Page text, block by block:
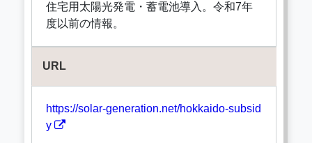
住宅用太陽光発電・蓄電池導入。令和7年
度以前の情報。
URL
https://solar-generation.net/hokkaido-subsid
y